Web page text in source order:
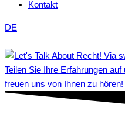
Kontakt
DE
Teilen Sie Ihre Erfahrungen
freuen uns von Ihnen zu